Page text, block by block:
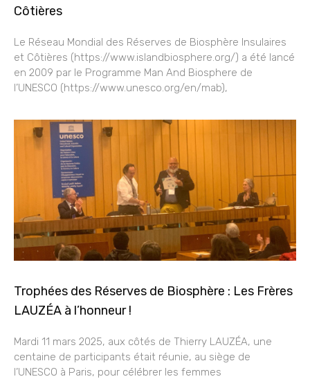
Côtières
Le Réseau Mondial des Réserves de Biosphère Insulaires
et Côtières (https://www.islandbiosphere.org/) a été lancé
en 2009 par le Programme Man And Biosphere de
l’UNESCO (https://www.unesco.org/en/mab),
Trophées des Réserves de Biosphère : Les Frères
LAUZÉA à l’honneur !
Mardi 11 mars 2025, aux côtés de Thierry LAUZÉA, une
centaine de participants était réunie, au siège de
l’UNESCO à Paris, pour célébrer les femmes